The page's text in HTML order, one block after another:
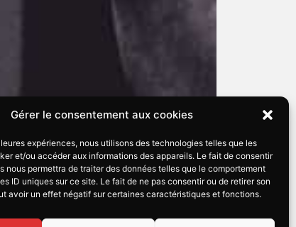
Gérer le consentement aux cookies
expériences, nous utilisons des technologies telles que les
et/ou accéder aux informations des appareils. Le fait de consentir
nous permettra de traiter des données telles que le comportement
ID uniques sur ce site. Le fait de ne pas consentir ou de retirer son
avoir un effet négatif sur certaines caractéristiques et fonctions.